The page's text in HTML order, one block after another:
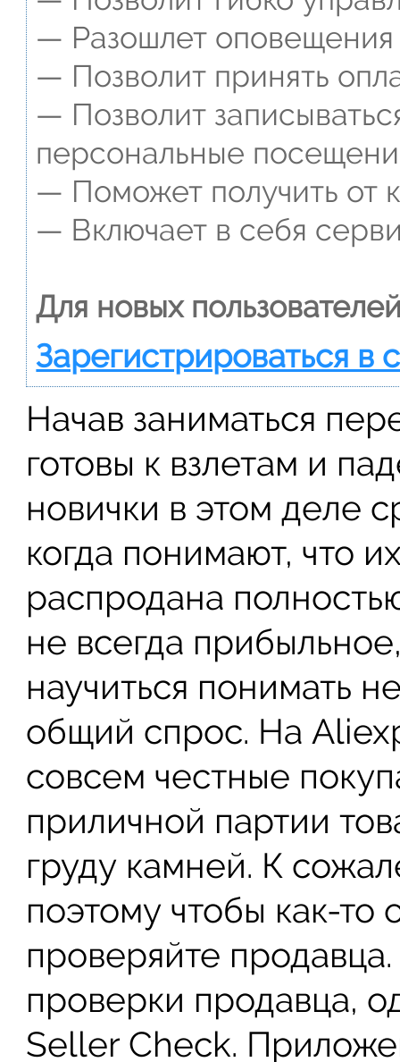
— Разошлет оповещения
— Позволит принять
— Позволит
персональные
— Поможет получить от
— Включает в себя
Для новых
Зарегистрироваться в
Начав заниматься
готовы к взлетам и
новички в этом деле
когда понимают, что
распродана
не всегда
научиться понимать
общий спрос. На
совсем честные
приличной партии
груду камней. К
поэтому чтобы как-то
проверяйте
проверки продавца,
Seller Check.